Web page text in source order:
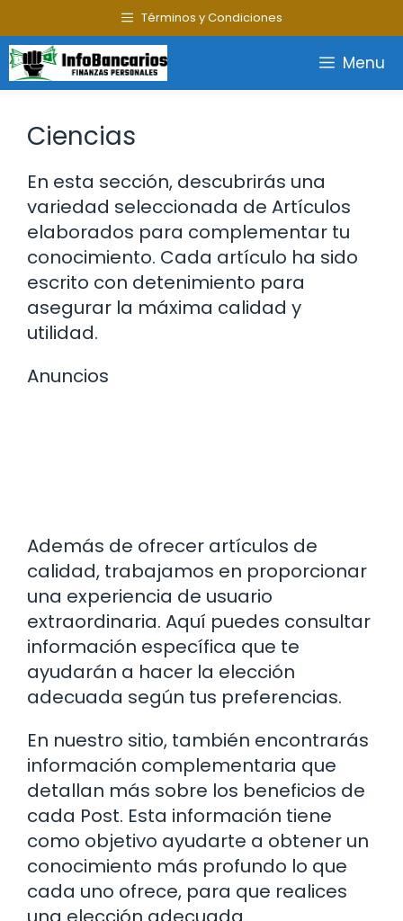
al
contenido
Términos y Condiciones
Menu
Ciencias
En esta sección, descubrirás una
variedad seleccionada de Artículos
elaborados para complementar tu
conocimiento. Cada artículo ha sido
escrito con detenimiento para
asegurar la máxima calidad y
utilidad.
Anuncios
Además de ofrecer artículos de
calidad, trabajamos en proporcionar
una experiencia de usuario
extraordinaria. Aquí puedes consultar
información específica que te
ayudarán a hacer la elección
adecuada según tus preferencias.
En nuestro sitio, también encontrarás
información complementaria que
detallan más sobre los beneficios de
cada Post. Esta información tiene
como objetivo ayudarte a obtener un
conocimiento más profundo lo que
cada uno ofrece, para que realices